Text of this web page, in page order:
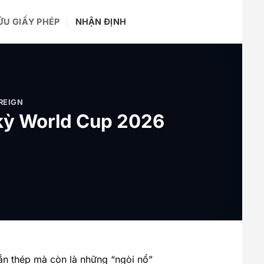
GIẤY PHÉP NHẬN ĐỊNH
World Cup 2026
thép mà còn là những “ngòi nổ”